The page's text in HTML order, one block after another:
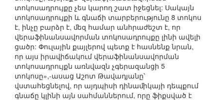
տոկոսադրույքը չես կարող շատ իջեցնել: Սակայն
տոկոսադրույքի և գնաճի տարբերությունը 8 տոկոս
է, ինչը բարձր է, ﬔզ համար անհրաժեշտ է, որ
վերաֆինանսավորման տոկոսադրույքը լինի ավելի
ցածր: Փուլային քայլերով պետք է հասնենք նրան,
որ այս իրավիճակում վերաֆինանսավորման
տոկոսադրույքն առնվազն չգերազանցի 5
տոկոսը»,-ասաց Աշոտ Թավադյանը՝
վստահեցնելով, որ այդպիսի դինաﬕկայի դեպքում
գնաճը կլինի այն սահմաններում, որը ֆիքսված է